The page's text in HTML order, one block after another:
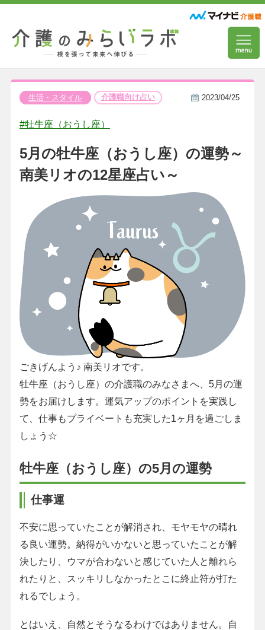
生活・スタイル 介護職向け占い 2023/04/25
#牡牛座（おうし座）
5月の牡牛座（おうし座）の運勢～
南美リオの12星座占い～
ごきげんよう♪ 南美リオです。
牡牛座（おうし座）の介護職のみなさまへ、5月の運
勢をお届けします。運気アップのポイントを実践し
て、仕事もプライベートも充実した1ヶ月を過ごしま
しょう☆
牡牛座（おうし座）の5月の運勢
仕事運
不安に思っていたことが解消され、モヤモヤの晴れ
る良い運勢。納得がいかないと思っていたことが解
決したり、ウマが合わないと感じていた人と離れら
れたりと、スッキリしなかったとこに終止符が打た
れるでしょう。
とはいえ、自然とそうなるわけではありません。自